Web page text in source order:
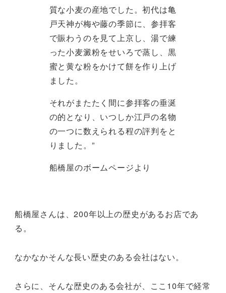
質な小麦の産地でした。初代は亀
戸天神が梅や藤の季節に、参拝客
で賑わうのを見て上京し、湯で練
った小麦澱粉をせいろで蒸し、黒
蜜と黄な粉をかけて餅を作り上げ
ました。
それがまたたく間に参拝客の垂涎
の的となり、いつしか江戸の名物
の一つに数えられる程の評判をと
りました。”
船橋屋のボームページより
船橋屋さんは、200年以上の歴史があるお店であ
る。
なかなかそんな長い歴史のある会社はない。
さらに、そんな歴史のある会社が、ここ10年で経常